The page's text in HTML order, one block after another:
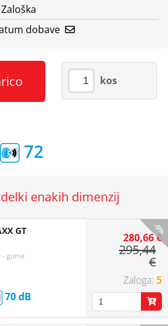
dobave
kos
72
enakih dimenzij
-5%
GT
- gume
70
280,66 €
295,44
€
5